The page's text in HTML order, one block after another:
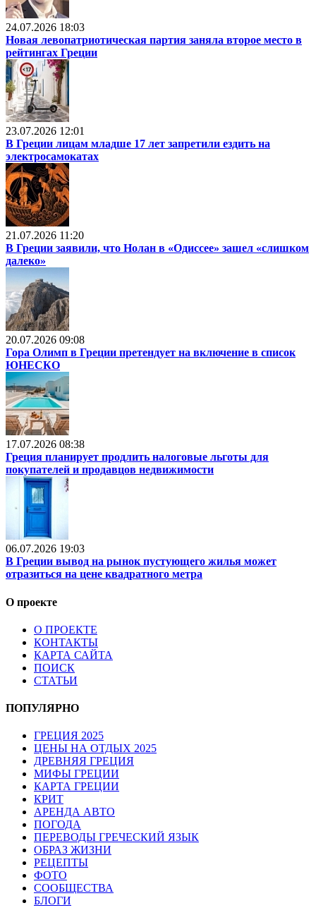
24.07.2026 18:03
Новая левопатриотическая партия заняла второе место в
рейтингах Греции
23.07.2026 12:01
В Греции лицам младше 17 лет запретили ездить на
электросамокатах
21.07.2026 11:20
В Греции заявили, что Нолан в «Одиссее» зашел «слишком
далеко»
20.07.2026 09:08
Гора Олимп в Греции претендует на включение в список
ЮНЕСКО
17.07.2026 08:38
Греция планирует продлить налоговые льготы для
покупателей и продавцов недвижимости
06.07.2026 19:03
В Греции вывод на рынок пустующего жилья может
отразиться на цене квадратного метра
О проекте
О ПРОЕКТЕ
КОНТАКТЫ
КАРТА САЙТА
ПОИСК
СТАТЬИ
ПОПУЛЯРНО
ГРЕЦИЯ 2025
ЦЕНЫ НА ОТДЫХ 2025
ДРЕВНЯЯ ГРЕЦИЯ
МИФЫ ГРЕЦИИ
КАРТА ГРЕЦИИ
КРИТ
АРЕНДА АВТО
ПОГОДА
ПЕРЕВОДЫ ГРЕЧЕСКИЙ ЯЗЫК
ОБРАЗ ЖИЗНИ
РЕЦЕПТЫ
ФОТО
СООБЩЕСТВА
БЛОГИ